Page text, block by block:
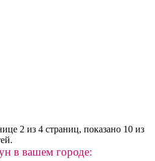
2 из 4 страниц, показано 10 из
в вашем городе: